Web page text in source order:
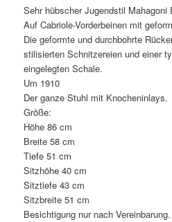
Sehr hübscher Jugendstil Mahagoni
Auf Cabriole-Vorderbeinen mit
Die geformte und durchbohrte
stilisierten Schnitzereien und einer
eingelegten Schale.
Um 1910
Der ganze Stuhl mit Knocheninlays.
Größe:
Höhe 86 cm
Breite 58 cm
Tiefe 51 cm
Sitzhöhe 40 cm
Sitztiefe 43 cm
Sitzbreite 51 cm
Besichtigung nur nach Vereinbarung.